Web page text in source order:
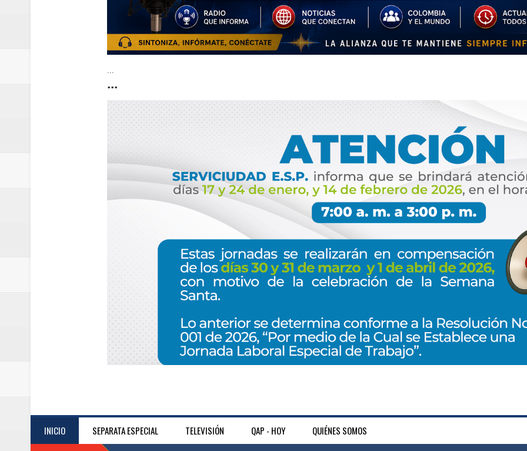
...
...
INICIO SEPARATA ESPECIAL TELEVISIÓN QAP - HOY QUIÉNES SOMOS